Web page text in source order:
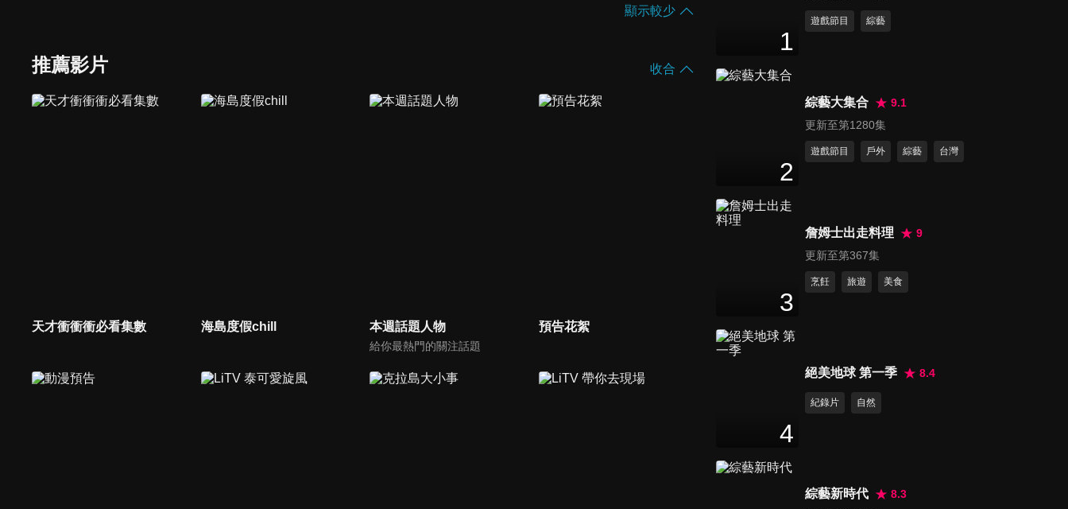
顯示較少
推薦影片 收合
天才衝衝衝必看集數 海島度假chill 本週話題人物
給你最熱門的關注話題
預告花絮
150元蒙古烤肉配菜吃到飽 正
49 分鐘
一夏！
50分鐘
「祕汁羊魯飯」銅板價要排隊
特麵條配多汁牛肉必比登激推
50
1
遊戲節目 綜藝
2
綜藝大集合
9.1
更新至第1280集
遊戲節目 戶外 綜藝 台灣
3
詹姆士出走料理
9
更新至第367集
烹飪 旅遊 美食
4
絕美地球 第一季 8.4
紀錄片 自然
綜藝新時代
8.3